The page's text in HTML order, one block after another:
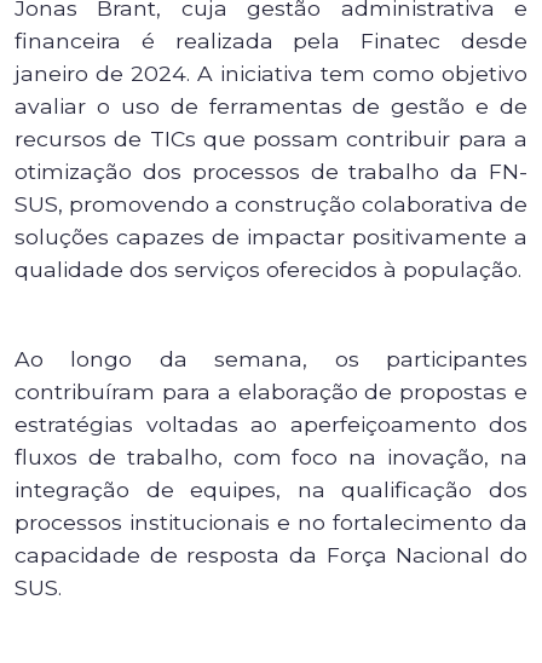
Jonas Brant, cuja gestão administrativa e
financeira é realizada pela Finatec desde
janeiro de 2024. A iniciativa tem como objetivo
avaliar o uso de ferramentas de gestão e de
recursos de TICs que possam contribuir para a
otimização dos processos de trabalho da FN-
SUS, promovendo a construção colaborativa de
soluções capazes de impactar positivamente a
qualidade dos serviços oferecidos à população.
Ao longo da semana, os participantes
contribuíram para a elaboração de propostas e
estratégias voltadas ao aperfeiçoamento dos
fluxos de trabalho, com foco na inovação, na
integração de equipes, na qualificação dos
processos institucionais e no fortalecimento da
capacidade de resposta da Força Nacional do
SUS.